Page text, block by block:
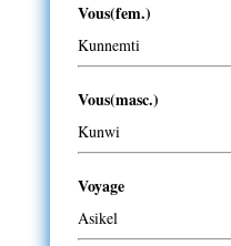
Vous(fem.)
Kunnemti
Vous(masc.)
Kunwi
Voyage
Asikel